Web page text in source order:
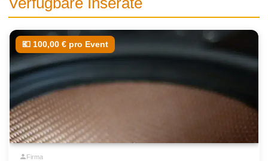
💶 100,00 € pro Event
Firma